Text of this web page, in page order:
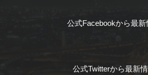
公式Facebookから最新
公式Twitterから最新